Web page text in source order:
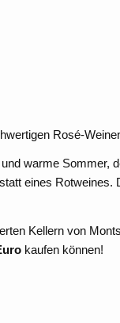
Rosé-
warme Sommer,
eines Rotweines.
Kellern von
kaufen können!